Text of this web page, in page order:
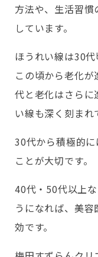
方法や、生活習
しています。
ほうれい線は30代
この頃から老化
代と老化はさら
い線も深く刻まれ
30代から積極的
ことが大切です。
40代・50代以上
うになれば、美
効です。